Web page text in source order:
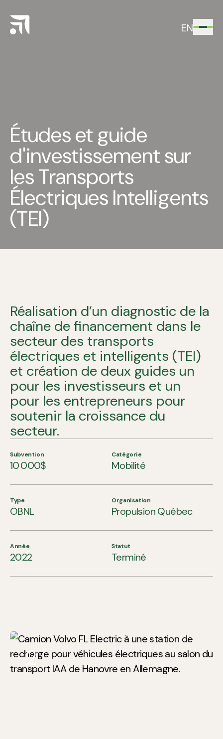
EN
Études et guide
d'investissement sur
les Transports
Électriques Intelligents
(TEI)
Réalisation d’un diagnostic de la
chaîne de financement dans le
secteur des transports
électriques et intelligents (TEI)
et création de deux guides un
pour les investisseurs et un
pour les entrepreneurs pour
soutenir la croissance du
secteur.
Subvention
10 000$
Catégorie
Mobilité
Type
OBNL
Organisation
Propulsion Québec
Année
2022
Statut
Terminé
2